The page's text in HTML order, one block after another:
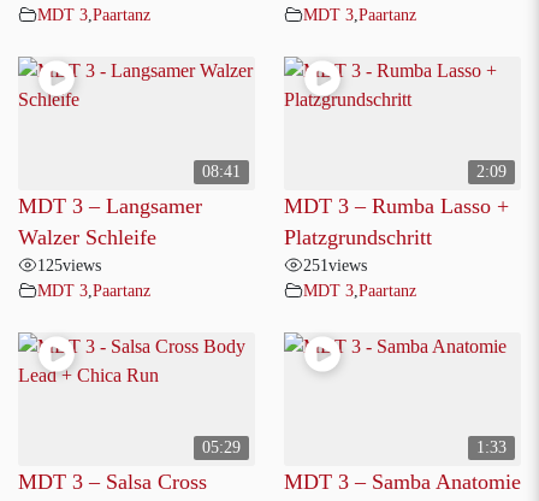
MDT 3 Paartanz
MDT 3 Paartanz
08:41
MDT 3 – Langsamer
Walzer Schleife
125views
MDT 3 Paartanz
2:09
MDT 3 – Rumba Lasso +
Platzgrundschritt
251views
MDT 3 Paartanz
05:29
MDT 3 – Salsa Cross
1:33
MDT 3 – Samba Anatomie